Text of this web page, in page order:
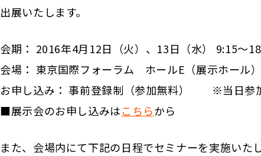
出展いたします。
会期： 2016年4月12日（火）、13日（水） 9:15～
会場： 東京国際フォーラム ホールE（展示ホール
お申し込み： 事前登録制（参加無料） ※当日参
■展示会のお申し込みはこちらから
また、会場内にて下記の日程でセミナーを実施いたし